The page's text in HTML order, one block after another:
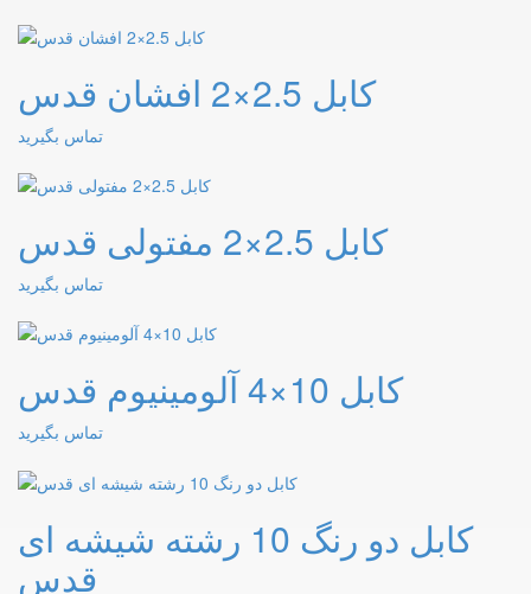
کابل 2.5×2 افشان قدس
تماس بگیرید
کابل 2.5×2 مفتولی قدس
تماس بگیرید
کابل 10×4 آلومینیوم قدس
تماس بگیرید
کابل دو رنگ 10 رشته شیشه ای
قدس